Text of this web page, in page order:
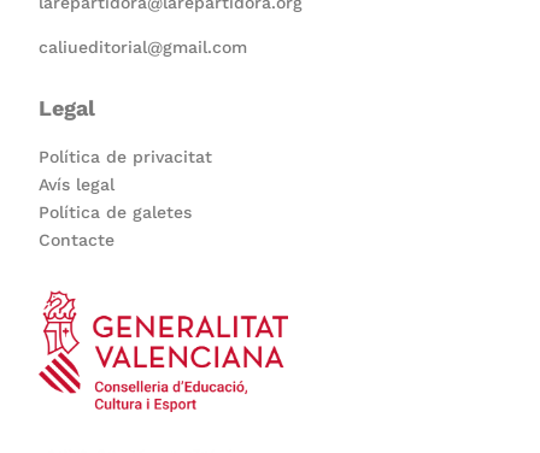
caliueditorial@gmail.com
Legal
Política de privacitat
Avís legal
Política de galetes
Contacte